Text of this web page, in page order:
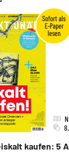
kaufen: 5